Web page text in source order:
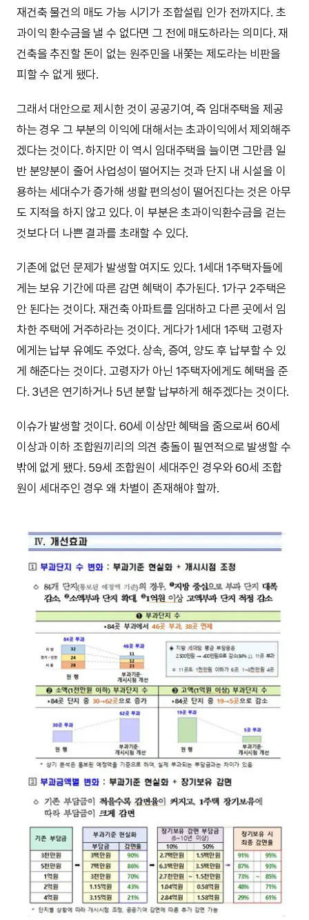
재건축 물건의 매도 가능 시기가 조합설립 인가 전까지다. 초
과이익 환수금을 낼 수 없다면 그 전에 매도하라는 의미다. 재
건축을 추진할 돈이 없는 원주민을 내쫓는 제도라는 비판을
피할 수 없게 됐다.
그래서 대안으로 제시한 것이 공공기여, 즉 임대주택을 제공
하는 경우 그 부분의 이익에 대해서는 초과이익에서 제외해주
겠다는 것이다. 하지만 이 역시 임대주택을 늘이면 그만큼 일
반 분양분이 줄어 사업성이 떨어지는 것과 단지 내 시설을 이
용하는 세대수가 증가해 생활 편의성이 떨어진다는 것은 아무
도 지적을 하지 않고 있다. 이 부분은 초과이익환수금을 걷는
것보다 더 나쁜 결과를 초래할 수 있다.
기존에 없던 문제가 발생할 여지도 있다. 1세대 1주택자들에
게는 보유 기간에 따른 감면 혜택이 추가된다. 1가구 2주택은
안 된다는 것이다. 재건축 아파트를 임대하고 다른 곳에서 임
차한 주택에 거주하라는 것이다. 게다가 1세대 1주택 고령자
에게는 납부 유예도 주었다. 상속, 증여, 양도 후 납부할 수 있
게 해준다는 것이다. 고령자가 아닌 1주택자에게도 혜택을 준
다. 3년은 연기하거나 5년 분할 납부하게 해주겠다는 것이다.
이슈가 발생할 것이다. 60세 이상만 혜택을 줌으로써 60세
이상과 이하 조합원끼리의 의견 충돌이 필연적으로 발생할 수
밖에 없게 됐다. 59세 조합원이 세대주인 경우와 60세 조합
원이 세대주인 경우 왜 차별이 존재해야 할까.